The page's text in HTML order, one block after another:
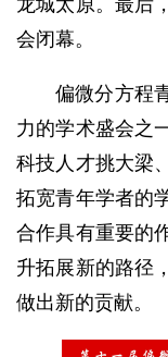
龙城太原。最后
会闭幕。
偏微分方程
力的学术盛会之
科技人才挑大梁
拓宽青年学者的
合作具有重要的
升拓展新的路径
做出新的贡献。